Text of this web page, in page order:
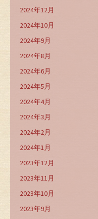
2024年12月
2024年10月
2024年9月
2024年8月
2024年6月
2024年5月
2024年4月
2024年3月
2024年2月
2024年1月
2023年12月
2023年11月
2023年10月
2023年9月